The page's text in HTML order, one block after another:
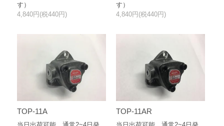
す）
4,840円(税440円)
す）
4,840円(税440円)
TOP-11A TOP-11AR